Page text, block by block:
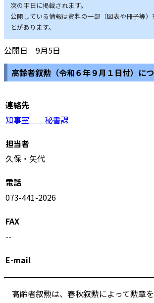
次の平日に掲載されます。
公開している情報は資料の一部（図表や冊子等
とがあります。
公開日 9月5日
高齢者叙勲（令和６年９月１日付）に
連絡先
知事室 秘書課
担当者
久保・矢代
電話
073-441-2026
FAX
--
E-mail
高齢者叙勲は、春秋叙勲によって勲章